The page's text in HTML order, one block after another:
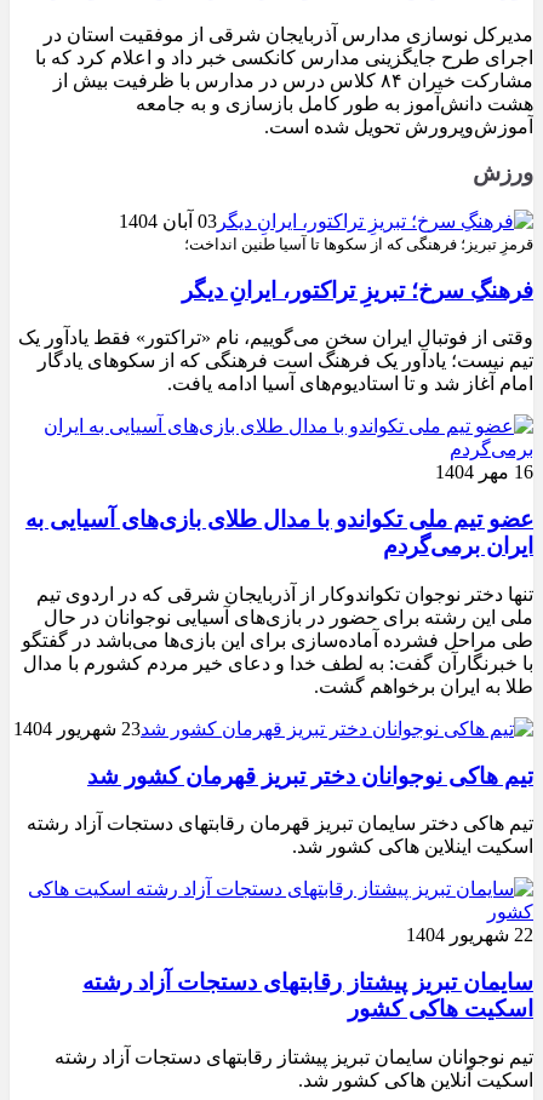
مدیرکل نوسازی مدارس آذربایجان شرقی از موفقیت استان در
اجرای طرح جایگزینی مدارس کانکسی خبر داد و اعلام کرد که با
مشارکت خیران ۸۴ کلاس درس در مدارس با ظرفیت بیش از
هشت دانش‌آموز به طور کامل بازسازی و به جامعه
آموزش‌وپرورش تحویل شده است.
ورزش
03 آبان 1404
قرمزِ تبریز؛ فرهنگی که از سکوها تا آسیا طنین انداخت؛
فرهنگِ سرخ؛ تبریزِ تراکتور، ایرانِ دیگر
وقتی از فوتبال ایران سخن می‌گوییم، نام «تراکتور» فقط یادآور یک
تیم نیست؛ یادآور یک فرهنگ است فرهنگی که از سکوهای یادگار
امام آغاز شد و تا استادیوم‌های آسیا ادامه یافت.
16 مهر 1404
عضو تیم ملی تکواندو با مدال طلای بازی‌های آسیایی به
ایران برمی‌گردم
تنها دختر نوجوان تکواندوکار از آذربایجان شرقی که در اردوی تیم
ملی این رشته برای حضور در بازی‌های آسیایی نوجوانان در حال
طی مراحل فشرده آماده‌سازی برای این بازی‌ها می‌باشد در گفتگو
با خبرنگارآن گفت: به لطف خدا و دعای خیر مردم کشورم با مدال
طلا به ایران برخواهم گشت.
23 شهریور 1404
تیم هاکی نوجوانان دختر تبریز قهرمان کشور شد
تیم هاکی دختر سایمان تبریز قهرمان رقابتهای دستجات آزاد رشته
اسکیت اینلاین هاکی کشور شد.
22 شهریور 1404
سایمان تبریز پیشتاز رقابتهای دستجات آزاد رشته
اسکیت هاکی کشور
تیم نوجوانان سایمان تبریز پیشتاز رقابتهای دستجات آزاد رشته
اسکیت آنلاین هاکی کشور شد.